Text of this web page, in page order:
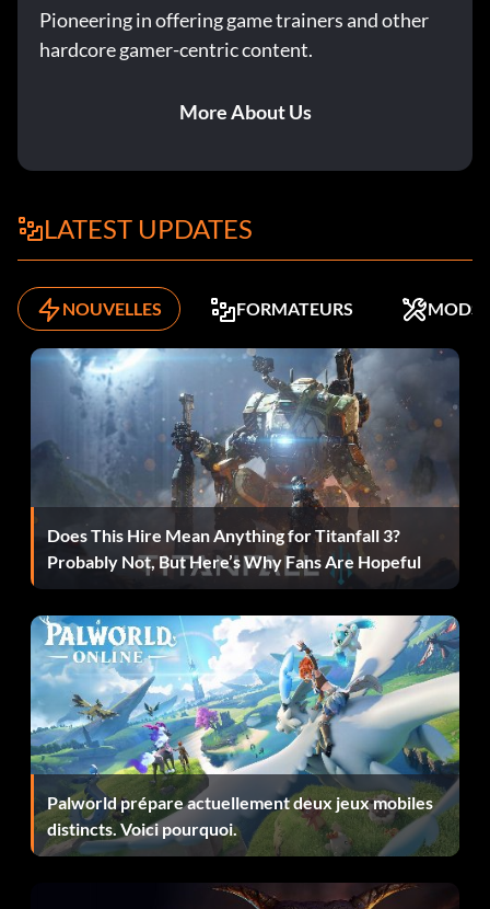
homes2good
oracleway
otto
over
bouclier
swamp1
swamp3
towncentergood
training
under
l'eau
Pioneering in offering game trainers and other
hardcore gamer-centric content.
More About Us
LATEST UPDATES
NOUVELLES FORMATEURS MODS
Does This Hire Mean Anything for Titanfall 3?
Probably Not, But Here’s Why Fans Are Hopeful
Palworld prépare actuellement deux jeux mobiles
distincts. Voici pourquoi.